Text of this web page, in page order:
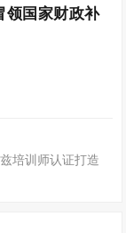
领国家财政补
培训师认证打造